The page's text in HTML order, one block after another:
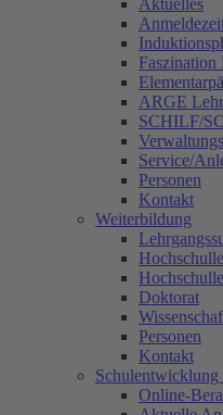
Aktuelles
Faszination
ARGE
SCHILF/
Service/
Personen
Kontakt
Weiterbildung
Doktorat
Personen
Kontakt
Schulentwicklung
Online-